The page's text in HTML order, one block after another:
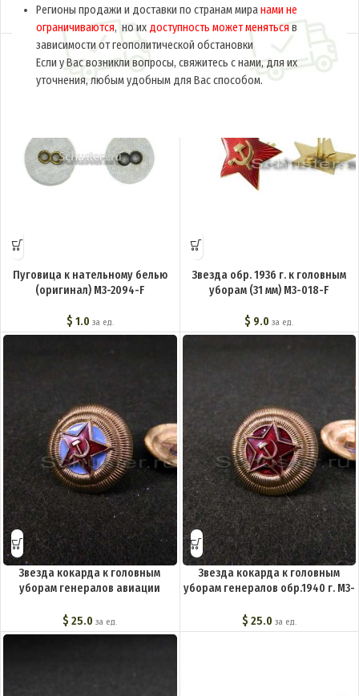
Регионы продажи и доставки по странам миранами не
ограничиваются, но их доступность может меняться в
зависимости от геополитической обстановки
Если у Вас возникли вопросы, свяжитесь с нами, для их
уточнения, любым удобным для Вас способом.
$5.0 за ед.
$18.0 за ед.
Пуговица к нательному белью
(оригинал) М3-2094-F
$ 1.0 за ед.
Звезда обр. 1936 г. к головным
уборам (31 мм) M3-018-F
$ 9.0 за ед.
Звезда кокарда к головным
уборам генералов авиации
$ 25.0 за ед.
Звезда кокарда к головным
уборам генералов обр.1940 г. M3-
$ 25.0 за ед.